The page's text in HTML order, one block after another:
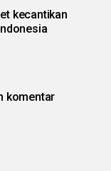
kecantikan
komentar